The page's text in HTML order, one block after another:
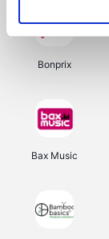
Bonprix
Bax Music